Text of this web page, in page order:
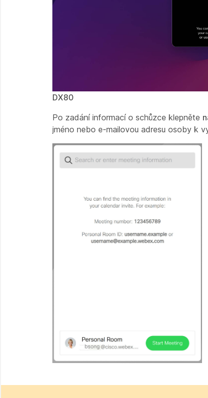
DX80
Po zadání informací o schůzce klepněte
jméno nebo e-mailovou adresu osoby k